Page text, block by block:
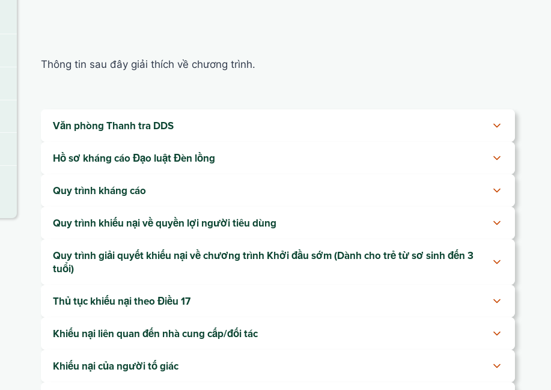
Thông tin sau đây giải thích về chương trình.
Văn phòng Thanh tra DDS
Hồ sơ kháng cáo Đạo luật Đèn lồng
Quy trình kháng cáo
Quy trình khiếu nại về quyền lợi người tiêu dùng
Quy trình giải quyết khiếu nại về chương trình Khởi đầu sớm (Dành cho trẻ từ sơ sinh đến 3
tuổi)
Thủ tục khiếu nại theo Điều 17
Khiếu nại liên quan đến nhà cung cấp/đối tác
Khiếu nại của người tố giác